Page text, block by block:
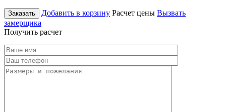
Заказать Добавить в корзину Расчет цены Вызвать
замерщика
Получить расчет